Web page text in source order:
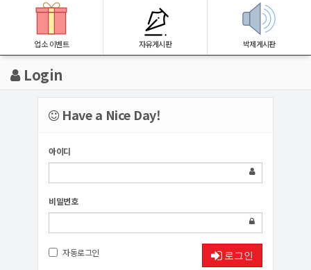
업소 이벤트 자유게시판 박제게시판
Login
Have a Nice Day!
아이디
비밀번호
자동로그인 로그인